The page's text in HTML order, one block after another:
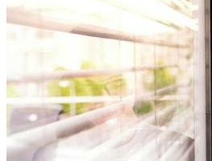
Lassen
Sie
WAREMA
Podcast
inspirieren“